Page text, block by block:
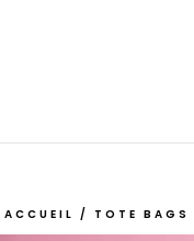
ACCUEIL / TOTE BAGS